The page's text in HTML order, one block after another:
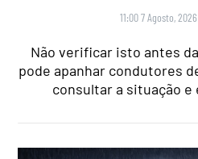
11:00 7 Agosto, 2026
Não verificar isto antes
pode apanhar condutores
consultar a situação